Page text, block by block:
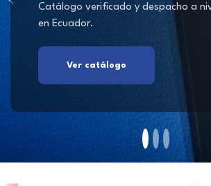
Catálogo verificado y despacho a
en Ecuador.
Ver catálogo